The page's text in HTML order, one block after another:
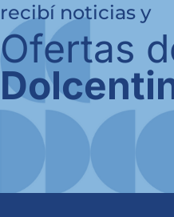
recibí noticias y
Ofertas